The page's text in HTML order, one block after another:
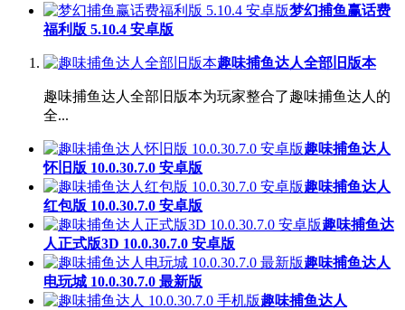
梦幻捕鱼赢话费
福利版 5.10.4 安卓版
趣味捕鱼达人全部旧版本
趣味捕鱼达人全部旧版本为玩家整合了趣味捕鱼达人的
全...
趣味捕鱼达人
怀旧版 10.0.30.7.0 安卓版
趣味捕鱼达人
红包版 10.0.30.7.0 安卓版
趣味捕鱼达
人正式版3D 10.0.30.7.0 安卓版
趣味捕鱼达人
电玩城 10.0.30.7.0 最新版
趣味捕鱼达人